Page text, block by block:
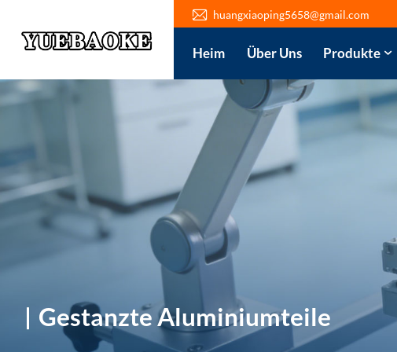
huangxiaoping5658@gmail.com
Heim Über Uns Produkte
Gestanzte Aluminiumteile